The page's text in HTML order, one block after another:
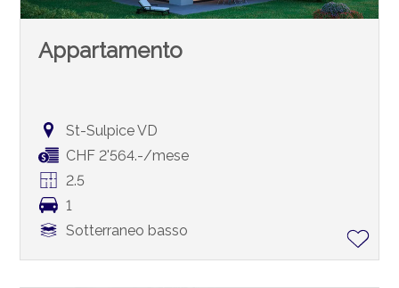
Appartamento
St-Sulpice VD
CHF 2'564.-/mese
2.5
1
Sotterraneo basso